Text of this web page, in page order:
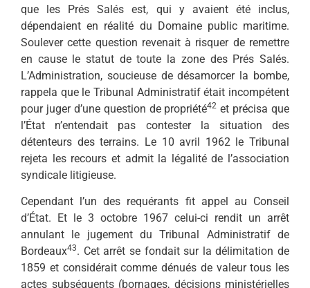
que les Prés Salés est, qui y avaient été inclus,
dépendaient en réalité du Domaine public maritime.
Soulever cette question revenait à risquer de remettre
en cause le statut de toute la zone des Prés Salés.
L’Administration, soucieuse de désamorcer la bombe,
rappela que le Tribunal Administratif était incompétent
pour juger d’une question de propriété42 et précisa que
l’État n’entendait pas contester la situation des
détenteurs des terrains. Le 10 avril 1962 le Tribunal
rejeta les recours et admit la légalité de l’association
syndicale litigieuse.
Cependant l’un des requérants fit appel au Conseil
d’État. Et le 3 octobre 1967 celui-ci rendit un arrêt
annulant le jugement du Tribunal Administratif de
Bordeaux43. Cet arrêt se fondait sur la délimitation de
1859 et considérait comme dénués de valeur tous les
actes subséquents (bornages, décisions ministérielles